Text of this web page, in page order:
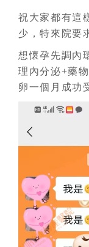
祝大家都有這
少，特來院要
想懷孕先調內
理內分泌+藥
卵一個月成功